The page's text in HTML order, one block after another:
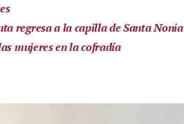
regresa a la capilla de Santa Nonia
mujeres en la cofradía